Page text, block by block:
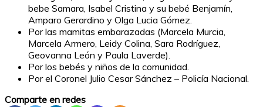
bebe Samara, Isabel Cristina y su bebé Benjamín,
Amparo Gerardino y Olga Lucia Gómez.
Por las mamitas embarazadas (Marcela Murcia,
Marcela Armero, Leidy Colina, Sara Rodríguez,
Geovanna León y Paula Laverde).
Por los bebés y niños de la comunidad.
Por el Coronel Julio Cesar Sánchez – Policía Nacional.
Comparte en redes